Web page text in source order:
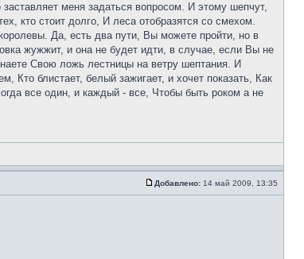
меня задаться вопросом. И этому шепчут,
кто стоит долго, И леса отобразятся со смехом.
Да, есть два пути, Вы можете пройти, но в
жужжит, и она не будет идти, в случае, если Вы не
Свою ложь лестницы на ветру шептания. И
блистает, белый зажигает, и хочет показать, Как
все один, и каждый - все, Чтобы быть роком а не
Добавлено: 14 май 2009, 13:35